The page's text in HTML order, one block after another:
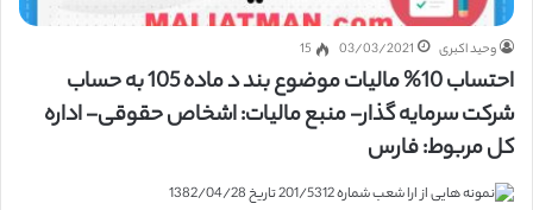
وحید اکبری 03/03/2021
15
احتساب 10% مالیات موضوع بند د ماده 105 به حساب
شرکت سرمایه گذار- منبع مالیات: اشخاص حقوقی- اداره
کل مربوط: فارس